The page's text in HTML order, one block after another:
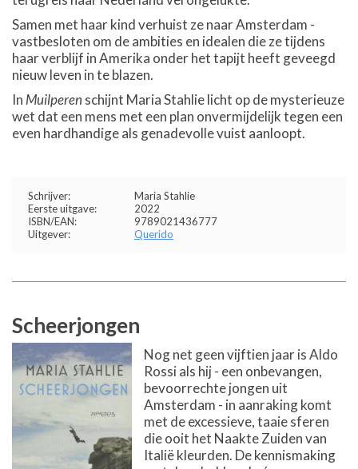
Samen met haar kind verhuist ze naar Amsterdam -
vastbesloten om de ambities en idealen die ze tijdens
haar verblijf in Amerika onder het tapijt heeft geveegd
nieuw leven in te blazen.
In Muilperen schijnt Maria Stahlie licht op de mysterieuze
wet dat een mens met een plan onvermijdelijk tegen een
even hardhandige als genadevolle vuist aanloopt.
Schrijver:
Maria Stahlie
Eerste uitgave:
2022
ISBN/EAN:
9789021436777
Uitgever:
Querido
Scheerjongen
Nog net geen vijftien jaar is Aldo
Rossi als hij - een onbevangen,
bevoorrechte jongen uit
Amsterdam - in aanraking komt
met de excessieve, taaie sferen
die ooit het Naakte Zuiden van
Italië kleurden. De kennismaking